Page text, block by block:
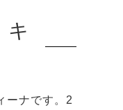
キ
ーナです。2